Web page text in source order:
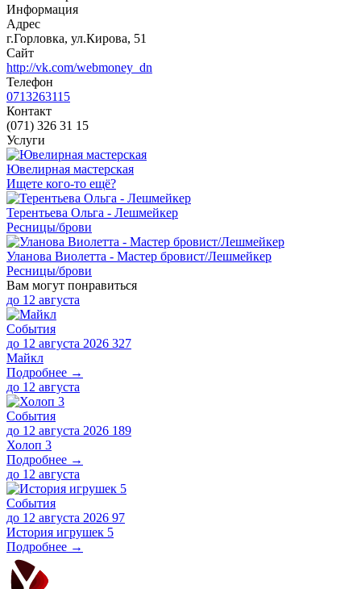
Информация
Адрес
г.Горловка, ул.Кирова, 51
Сайт
http://vk.com/webmoney_dn
Телефон
0713263115
Контакт
(071) 326 31 15
Услуги
Ювелирная мастерская
Ищете кого-то ещё?
Терентьева Ольга - Лешмейкер
Ресницы/брови
Уланова Виолетта - Мастер бровист/Лешмейкер
Ресницы/брови
Вам могут понравиться
до 12 августа
События
до 12 августа 2026 327
Майкл
Подробнее →
до 12 августа
События
до 12 августа 2026 189
Холоп 3
Подробнее →
до 12 августа
События
до 12 августа 2026 97
История игрушек 5
Подробнее →